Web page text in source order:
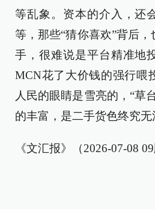
等乱象。资本的介入，还
等，那些“猜你喜欢”背后
手，很难说是平台精准地
MCN花了大价钱的强行喂
人民的眼睛是雪亮的，“草
的丰富，是二手货色终究无
《文汇报》（2026-07-08 09